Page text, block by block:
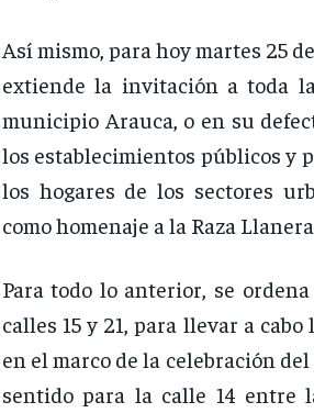
Así mismo, para hoy martes 25
extiende la invitación a toda
municipio Arauca, o en su
los establecimientos públicos y
los hogares de los sectores
como homenaje a la Raza
Para todo lo anterior, se
calles 15 y 21, para llevar a
en el marco de la celebración
sentido para la calle 14 entre